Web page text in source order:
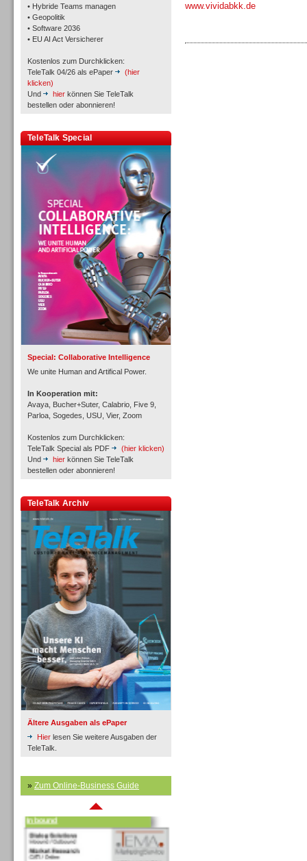
• Hybride Teams managen
• Geopolitik
• Software 2036
• EU AI Act Versicherer
Kostenlos zum Durchklicken:
TeleTalk 04/26 als ePaper
(hier
klicken)
Und
hier können Sie TeleTalk
bestellen oder abonnieren!
TeleTalk Special
Special: Collaborative Intelligence
We unite Human and Artifical Power.
In Kooperation mit:
Avaya, Bucher+Suter, Calabrio, Five 9,
Parloa, Sogedes, USU, Vier, Zoom
Kostenlos zum Durchklicken:
TeleTalk Special als PDF
(hier klicken)
Und
hier können Sie TeleTalk
bestellen oder abonnieren!
TeleTalk Archiv
Ältere Ausgaben als ePaper
Hier lesen Sie weitere Ausgaben der
TeleTalk.
» Zum Online-Business Guide
Workforce-Management
Personal
Inbound
Inbound
Inbound
Inbound
www.vividabkk.de